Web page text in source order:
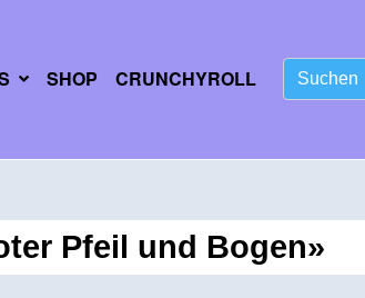
SHOP CRUNCHYROLL
Pfeil und Bogen»